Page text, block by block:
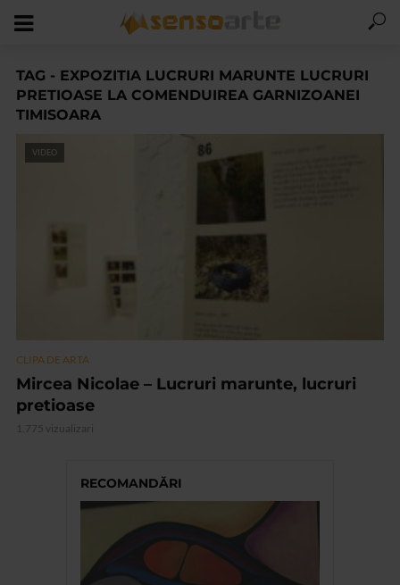
TAG - EXPOZITIA LUCRURI MARUNTE LUCRURI
PRETIOASE LA COMENDUIREA GARNIZOANEI
TIMISOARA
VIDEO
CLIPA DE ARTA
Mircea Nicolae – Lucruri marunte, lucruri
pretioase
1.775 vizualizari
RECOMANDĂRI